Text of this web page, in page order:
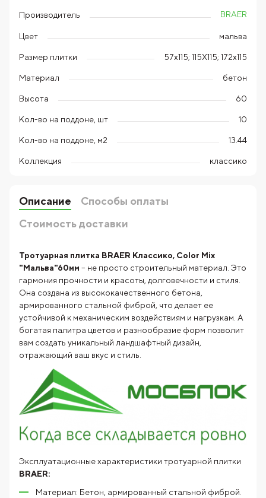
Производитель BRAER
Цвет мальва
Размер плитки 57х115; 115Х115; 172х115
Материал бетон
Высота 60
Кол-во на поддоне, шт 10
Кол-во на поддоне, м2 13.44
Коллекция классико
Описание
Способы оплаты
Стоимость доставки
Тротуарная плитка BRAER Классико, Color Mix
"Мальва"60мм – не просто строительный материал. Это
гармония прочности и красоты, долговечности и стиля.
Она создана из высококачественного бетона,
армированного стальной фиброй, что делает ее
устойчивой к механическим воздействиям и нагрузкам. А
богатая палитра цветов и разнообразие форм позволит
вам создать уникальный ландшафтный дизайн,
отражающий ваш вкус и стиль.
Эксплуатационные характеристики тротуарной плитки
BRAER:
Материал: Бетон, армированный стальной фиброй.